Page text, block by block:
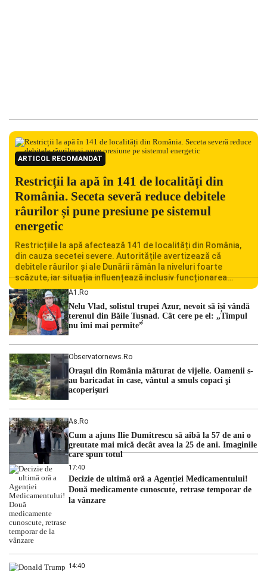
ARTICOL RECOMANDAT
Restricții la apă în 141 de localități din
România. Seceta severă reduce debitele
râurilor și pune presiune pe sistemul
energetic
Restricțiile la apă afectează 141 de localități din România,
din cauza secetei severe. Autoritățile avertizează că
debitele râurilor și ale Dunării rămân la niveluri foarte
scăzute, iar situația influențează inclusiv funcționarea
Centralei Nucleare de la Cernavodă. România se confruntă
cu una dintre cele mai dificile perioade din punct de vedere
hidrologic din ultimii ani. Lipsa […]
A1.ro
Nelu Vlad, solistul trupei Azur, nevoit să își vândă
terenul din Băile Tușnad. Cât cere pe el: „Timpul
nu îmi mai permite”
Observatornews.ro
Oraşul din România măturat de vijelie. Oamenii s-
au baricadat în case, vântul a smuls copaci şi
acoperişuri
As.ro
Cum a ajuns Ilie Dumitrescu să aibă la 57 de ani o
greutate mai mică decât avea la 25 de ani. Imaginile
care spun totul
17:40
Decizie de ultimă oră a Agenției Medicamentului!
Două medicamente cunoscute, retrase temporar de
la vânzare
14:40